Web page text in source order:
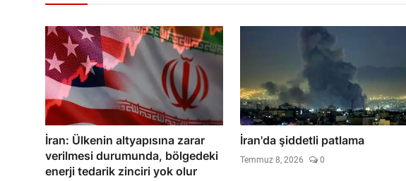
İran: Ülkenin altyapısına zarar
verilmesi durumunda, bölgedeki
enerji tedarik zinciri yok olur
İran'da şiddetli patlama
Temmuz 8, 2026 0